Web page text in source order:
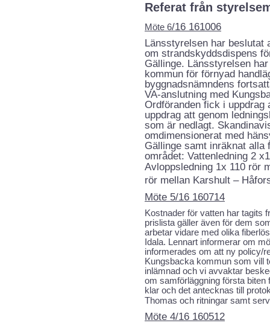
Referat från
Möte 6/16 161006
Länsstyrelsen har beslutat
om strandskyddsdispens
Gällinge. Länsstyrelsen
kommun för förnyad
byggnadsnämndens
VA-anslutning med
Ordföranden fick i
uppdrag att genom
som är nedlagt.
omdimensionerat med
Gällinge samt inräknat alla
området: Vattenledning 2
Avloppsledning 1x 110 rör
rör mellan Karshult –
Möte 5/16 160714
Kostnader för vatten har tagits
prislista gäller även för dem
arbetar vidare med olika
Idala. Lennart informerar om
informerades om att ny policy/
Kungsbacka kommun som vill
inlämnad och vi avvaktar
om samförläggning första biten
klar och det antecknas till
Thomas och ritningar samt
Möte 4/16 160512